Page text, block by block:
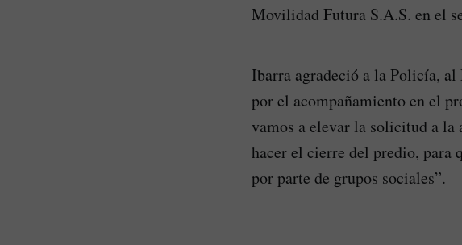
Movilidad Futura S.A.S. en el
Ibarra agradeció a la Policía,
por el acompañamiento en el
vamos a elevar la solicitud a la
hacer el cierre del predio, para
por parte de grupos sociales”.